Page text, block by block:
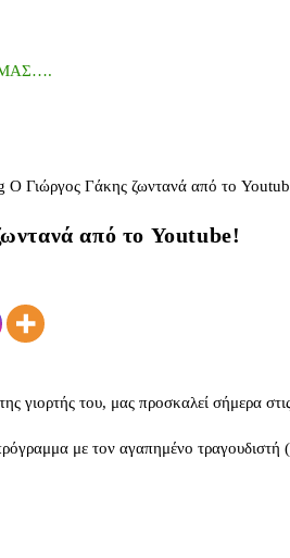
ΜΑΣ….
από το Youtube!
γιορτής του, μας προσκαλεί σήμερα
με τον αγαπημένο